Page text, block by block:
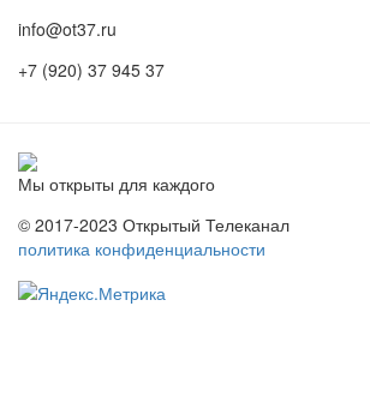
info@ot37.ru
+7 (920) 37 945 37
Мы открыты для каждого
© 2017-2023 Открытый Телеканал
политика конфиденциальности